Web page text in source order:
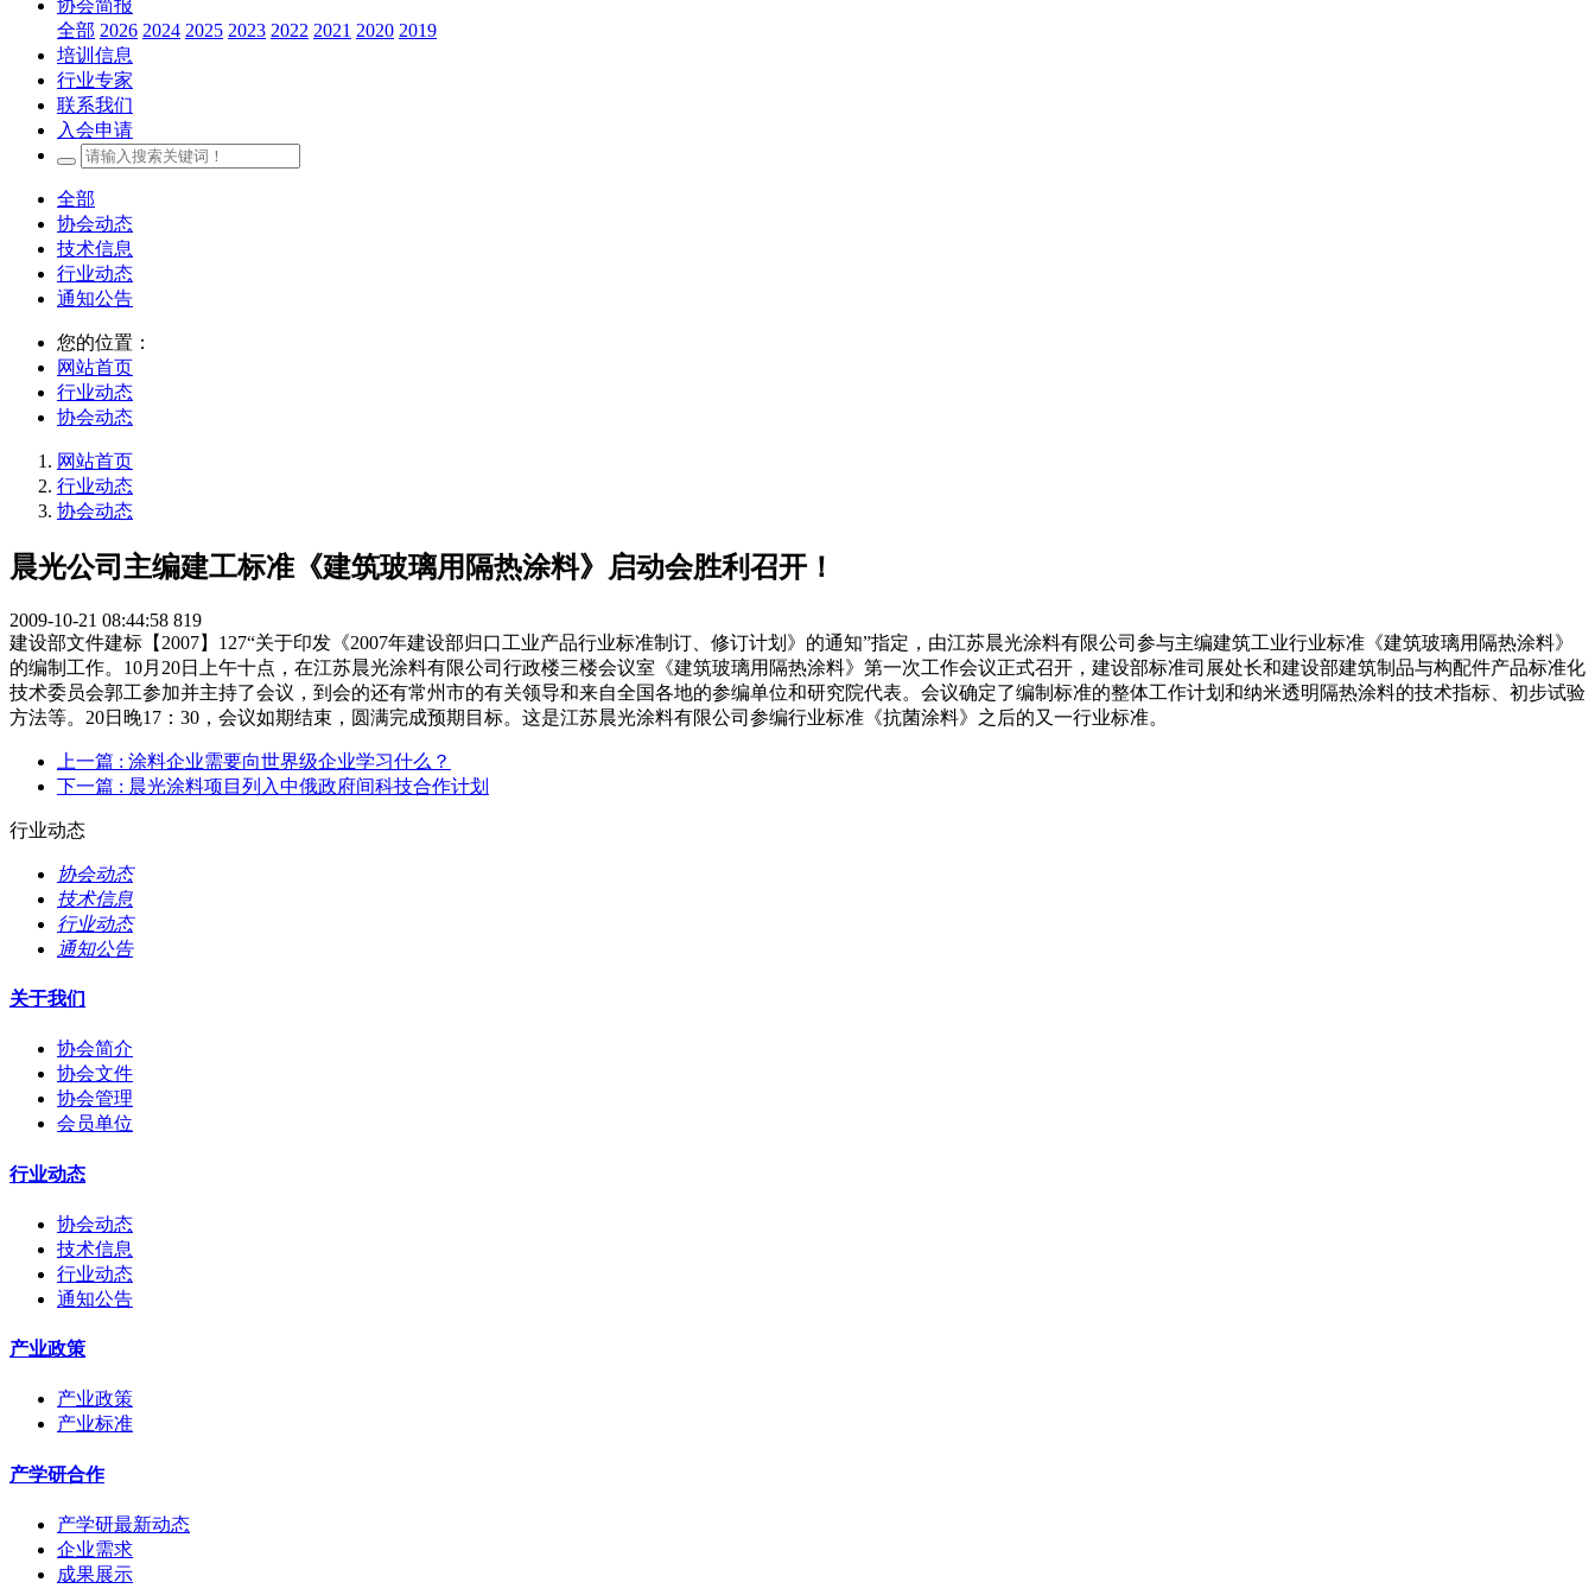
协会简报
全部 2026 2024 2025 2023 2022 2021 2020 2019
培训信息
行业专家
联系我们
入会申请
全部
协会动态
技术信息
行业动态
通知公告
您的位置：
网站首页
行业动态
协会动态
网站首页
行业动态
协会动态
晨光公司主编建工标准《建筑玻璃用隔热涂料》启动会胜利召开！
2009-10-21 08:44:58 819
建设部文件建标【2007】127“关于印发《2007年建设部归口工业产品行业标准制订、修订计划》的通知”指定，由江苏晨光涂料有限公司参与主编建筑工业行业标准《建筑玻璃用隔热涂料》
的编制工作。10月20日上午十点，在江苏晨光涂料有限公司行政楼三楼会议室《建筑玻璃用隔热涂料》第一次工作会议正式召开，建设部标准司展处长和建设部建筑制品与构配件产品标准化
技术委员会郭工参加并主持了会议，到会的还有常州市的有关领导和来自全国各地的参编单位和研究院代表。会议确定了编制标准的整体工作计划和纳米透明隔热涂料的技术指标、初步试验
方法等。20日晚17：30，会议如期结束，圆满完成预期目标。这是江苏晨光涂料有限公司参编行业标准《抗菌涂料》之后的又一行业标准。
上一篇 : 涂料企业需要向世界级企业学习什么？
下一篇 : 晨光涂料项目列入中俄政府间科技合作计划
行业动态
协会动态
技术信息
行业动态
通知公告
关于我们
协会简介
协会文件
协会管理
会员单位
行业动态
协会动态
技术信息
行业动态
通知公告
产业政策
产业政策
产业标准
产学研合作
产学研最新动态
企业需求
成果展示